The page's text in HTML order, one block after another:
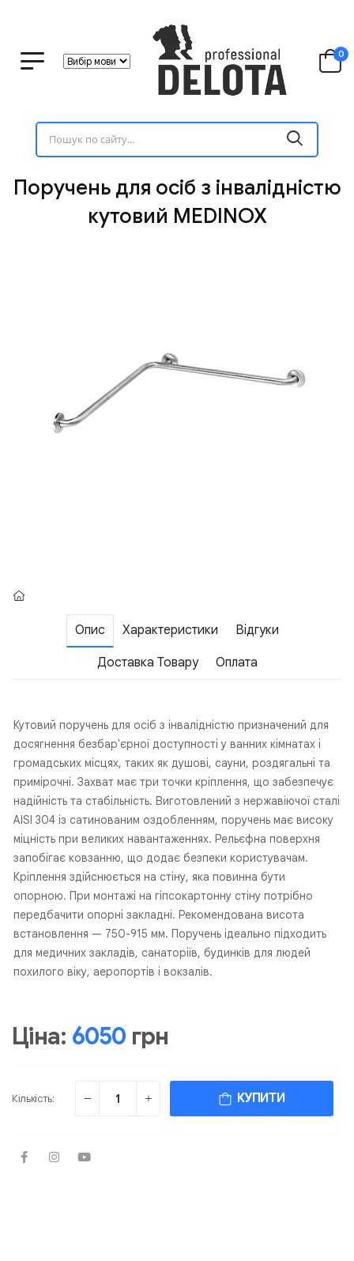
0
Поручень для осіб з інвалідністю
кутовий MEDINOX
Опис Характеристики Відгуки
Доставка Товару Оплата
Кутовий поручень для осіб з інвалідністю призначений для
досягнення безбар'єрної доступності у ванних кімнатах і
громадських місцях, таких як душові, сауни, роздягальні та
примірочні. Захват має три точки кріплення, що забезпечує
надійність та стабільність. Виготовлений з нержавіючої сталі
AISI 304 із сатинованим оздобленням, поручень має високу
міцність при великих навантаженнях. Рельєфна поверхня
запобігає ковзанню, що додає безпеки користувачам.
Кріплення здійснюється на стіну, яка повинна бути
опорною. При монтажі на гіпсокартонну стіну потрібно
передбачити опорні закладні. Рекомендована висота
встановлення — 750-915 мм. Поручень ідеально підходить
для медичних закладів, санаторіїв, будинків для людей
похилого віку, аеропортів і вокзалів.
Ціна: 6050 грн
Кількість: КУПИТИ